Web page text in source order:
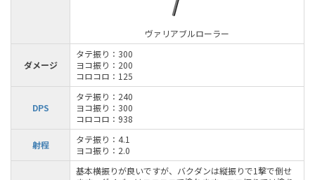
ヴァリアブルローラー
ダメージ
タテ振り：300
ヨコ振り：200
コロコロ：125
DPS
タテ振り：240
ヨコ振り：300
コロコロ：938
射程
タテ振り：4.1
ヨコ振り：2.0
基本横振りが良いですが、バクダンは縦振りで1撃で倒せ